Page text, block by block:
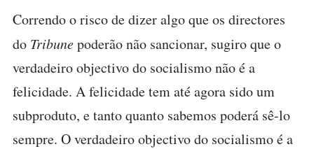
Correndo o risco de dizer algo que os directores
do Tribunepoderão não sancionar, sugiro que o
verdadeiro objectivo do socialismo não é a
felicidade. A felicidade tem até agora sido um
subproduto, e tanto quanto sabemos poderá sê-lo
sempre. O verdadeiro objectivo do socialismo é a